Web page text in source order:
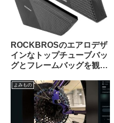
ROCKBROSのエアロデザ
インなトップチューブバッ
グとフレームバッグを観察
よみもの